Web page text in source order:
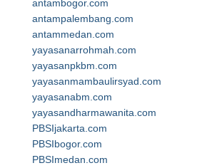
antambogor.com
antampalembang.com
antammedan.com
yayasanarrohmah.com
yayasanpkbm.com
yayasanmambaulirsyad.com
yayasanabm.com
yayasandharmawanita.com
PBSIjakarta.com
PBSIbogor.com
PBSImedan.com